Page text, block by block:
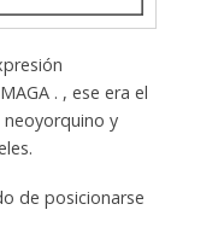
. , ese era el
y
de posicionarse